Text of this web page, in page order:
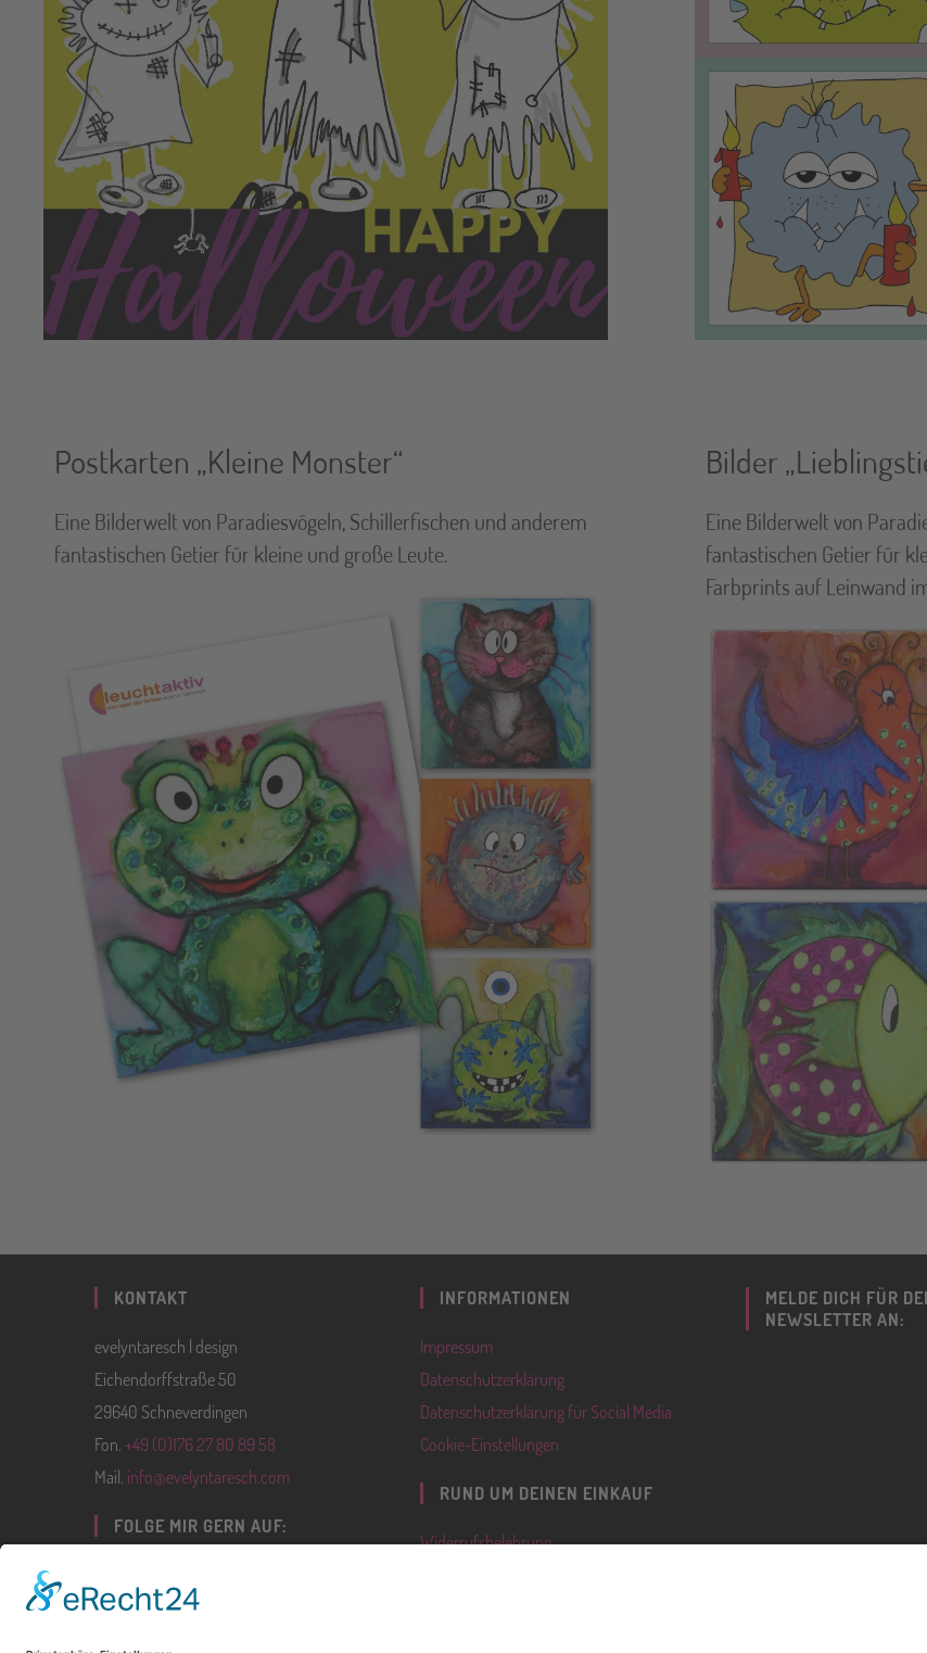
Postkarten „Kleine Monster“
Eine Bilderwelt von Paradiesvögeln, Schillerfischen und anderem
fantastischen Getier für kleine und große Leute.
Bilder
Eine Bilderwelt von
fantastischen Getier für
Farbprints auf Leinwand
KONTAKT
evelyntaresch | design
Eichendorffstraße 50
29640 Schneverdingen
Fon. +49 (0)176 27 80 89 58
Mail. info@evelyntaresch.com
FOLGE MIR GERN AUF:
INFORMATIONEN
Impressum
Datenschutzerklärung
Datenschutzerklärung für Social Media
Cookie-Einstellungen
RUND UM DEINEN EINKAUF
Widerrufsbelehrung
MELDE DICH FÜR
NEWSLETTER AN: